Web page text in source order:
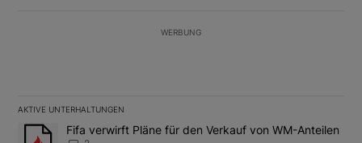
WERBUNG
AKTIVE UNTERHALTUNGEN
Das Folgende ist eine Liste der am meisten kommentierten
Ein Trendartikel mit dem Titel "Fifa verwirft Pläne für den
Fifa verwirft Pläne für den Verkauf von WM-Anteilen